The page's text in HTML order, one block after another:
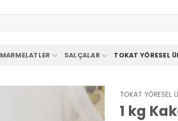
MARMELATLER SALÇALAR TOKAT YÖRESEL
TOKAT YÖRESEL
1 kg